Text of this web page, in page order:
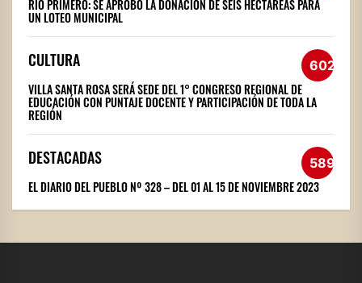
RÍO PRIMERO: SE APROBÓ LA DONACIÓN DE SEIS HECTÁREAS PARA
UN LOTEO MUNICIPAL
CULTURA 602
VILLA SANTA ROSA SERÁ SEDE DEL 1° CONGRESO REGIONAL DE
EDUCACIÓN CON PUNTAJE DOCENTE Y PARTICIPACIÓN DE TODA LA
REGIÓN
DESTACADAS 589
EL DIARIO DEL PUEBLO Nº 328 – DEL 01 AL 15 DE NOVIEMBRE 2023